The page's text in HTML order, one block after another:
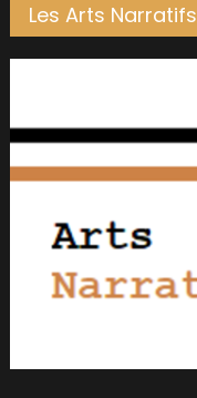
Les Arts Narratifs